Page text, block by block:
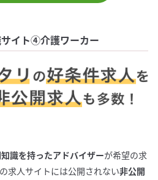
イト④介護ワーカー
識を持ったアドバイザーが希望の求
求人サイトには公開されない非公開